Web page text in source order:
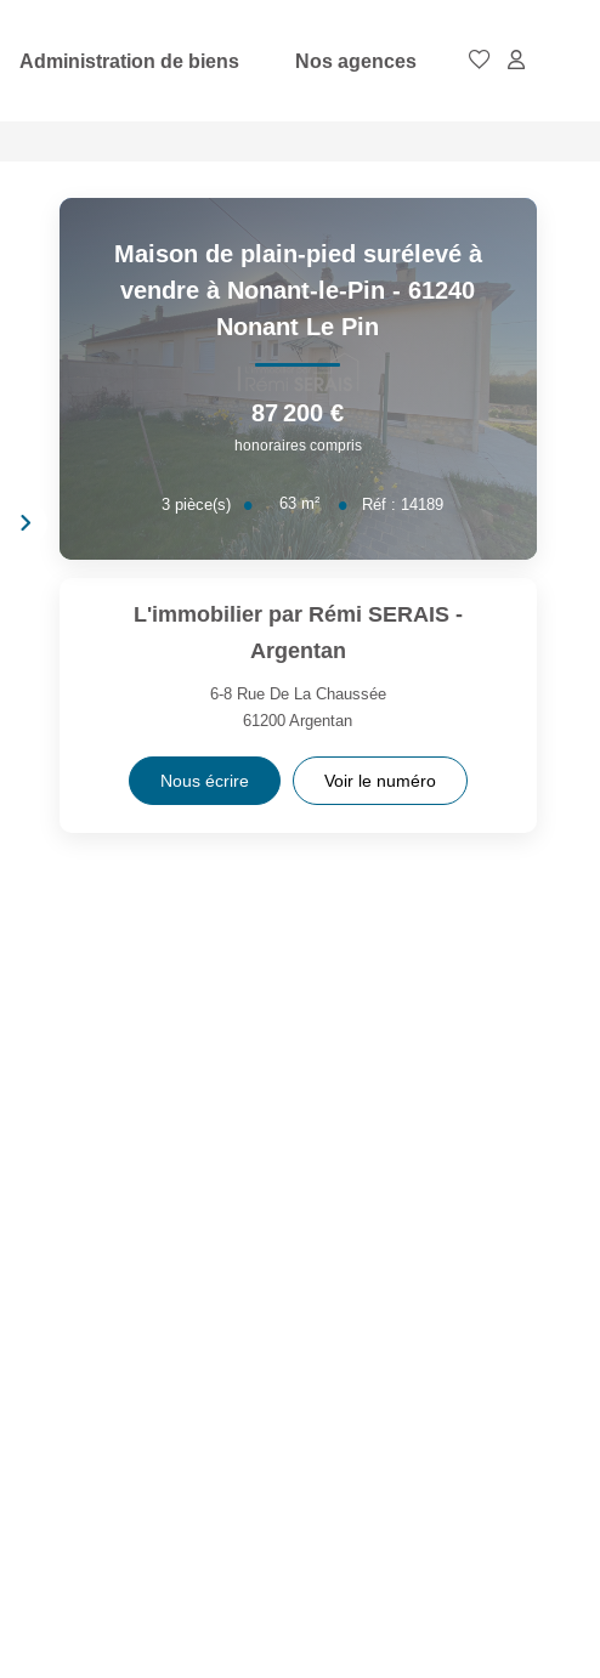
Administration de biens Nos agences
Maison de plain-pied surélevé à
vendre à Nonant-le-Pin - 61240
Nonant Le Pin
87 200 €
honoraires compris
3 pièce(s) 63m² Réf : 14189
L'immobilier par Rémi SERAIS -
Argentan
6-8 Rue De La Chaussée
61200Argentan
Nous écrire Voir le numéro